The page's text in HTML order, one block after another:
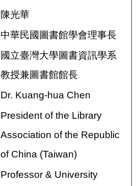
陳光華
中華民國圖書館學會理事長
國立臺灣大學圖書資訊學系
教授兼圖書館館長
Dr. Kuang-hua Chen
President of the Library
Association of the Republic
of China (Taiwan)
Professor & University